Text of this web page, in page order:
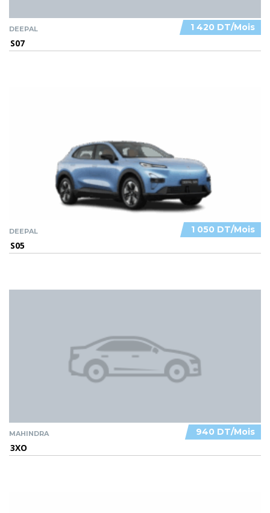
1 420 DT/Mois
DEEPAL
S07
1 050 DT/Mois
DEEPAL
S05
940 DT/Mois
MAHINDRA
3XO